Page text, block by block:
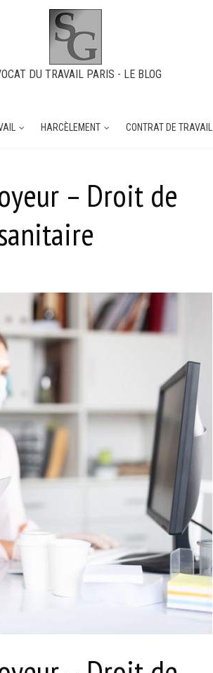
DU TRAVAIL PARIS - LE BLOG
HARCÈLEMENT CONTRAT DE TRAVAIL
– Droit de